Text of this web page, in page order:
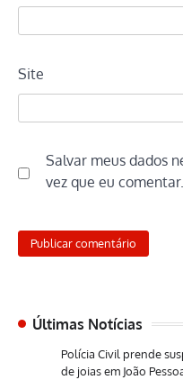
Site
Salvar meus dados
vez que eu comentar.
Últimas Notícias
Polícia Civil prende
de joias em João